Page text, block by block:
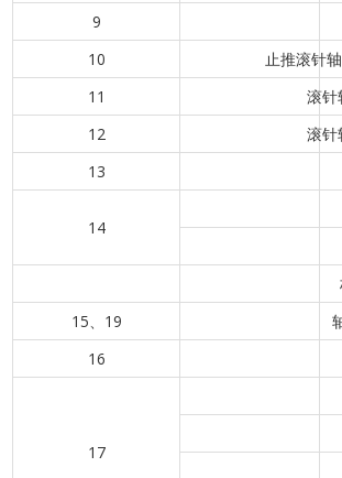
9
10
止推滚针
11
滚针
12
滚针
13
14
15、19
16
17